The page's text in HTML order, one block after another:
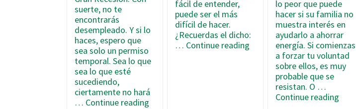
suerte, no te
encontrarás
desempleado. Y si lo
haces, espero que
sea solo un permiso
temporal. Sea lo que
sea lo que esté
sucediendo,
ciertamente no hará
… Continue reading
fácil de entender,
puede ser el más
difícil de hacer.
¿Recuerdas el dicho:
… Continue readingCómo
ahorrar
energía
desafiante
lo peor que puede
hacer si su familia no
muestra interés en
ayudarlo a ahorrar
energía. Si comienzas
a forzar tu voluntad
sobre ellos, es muy
probable que se
resistan. O …
Continue readingCómo